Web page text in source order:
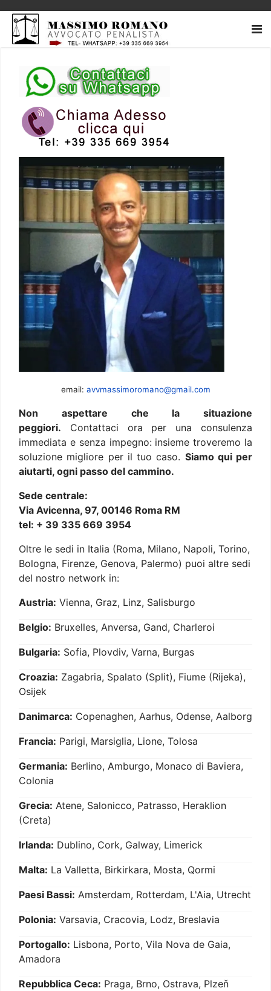
email: avvmassimoromano@gmail.com
Non aspettare che la situazione
peggiori. Contattaci ora per una consulenza
immediata e senza impegno: insieme troveremo la
soluzione migliore per il tuo caso. Siamo qui per
aiutarti, ogni passo del cammino.
Sede centrale:
Via Avicenna, 97, 00146 Roma RM
tel: + 39 335 669 3954
Oltre le sedi in Italia (Roma, Milano, Napoli, Torino,
Bologna, Firenze, Genova, Palermo) puoi altre sedi
del nostro network in:
Austria: Vienna, Graz, Linz, Salisburgo
Belgio: Bruxelles, Anversa, Gand, Charleroi
Bulgaria: Sofia, Plovdiv, Varna, Burgas
Croazia: Zagabria, Spalato (Split), Fiume (Rijeka),
Osijek
Danimarca: Copenaghen, Aarhus, Odense, Aalborg
Francia: Parigi, Marsiglia, Lione, Tolosa
Germania: Berlino, Amburgo, Monaco di Baviera,
Colonia
Grecia: Atene, Salonicco, Patrasso, Heraklion
(Creta)
Irlanda: Dublino, Cork, Galway, Limerick
Malta: La Valletta, Birkirkara, Mosta, Qormi
Paesi Bassi: Amsterdam, Rotterdam, L'Aia, Utrecht
Polonia: Varsavia, Cracovia, Lodz, Breslavia
Portogallo: Lisbona, Porto, Vila Nova de Gaia,
Amadora
Repubblica Ceca: Praga, Brno, Ostrava, Plzeň